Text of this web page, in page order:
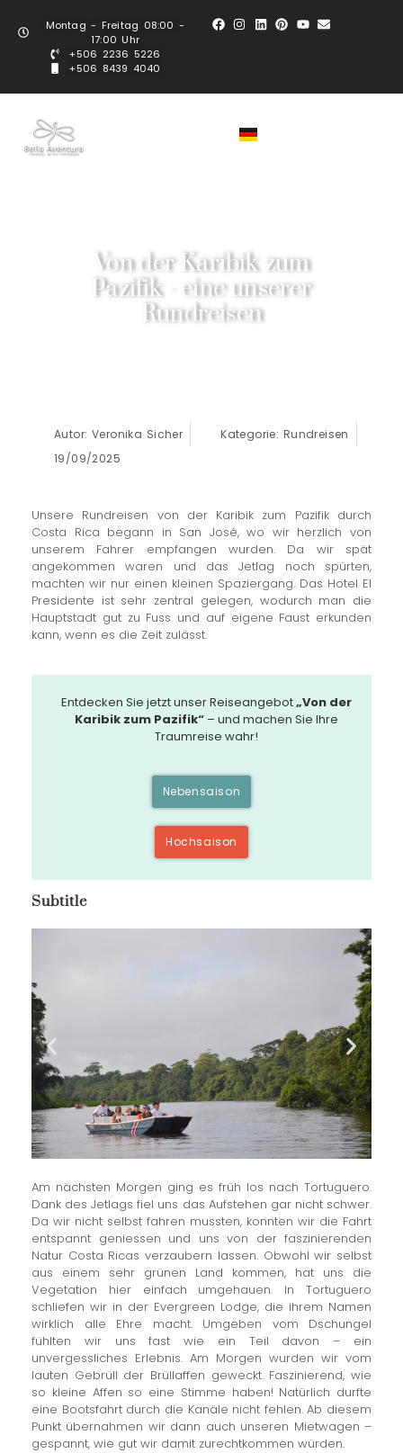
Montag - Freitag 08:00 -
17:00 Uhr
+506 2236 5226
+506 8439 4040
Von der Karibik zum
Pazifik - eine unserer
Rundreisen
Autor: Veronika Sicher
Kategorie: Rundreisen
19/09/2025
Unsere Rundreisen von der Karibik zum Pazifik durch
Costa Rica begann in San José, wo wir herzlich von
unserem Fahrer empfangen wurden. Da wir spät
angekommen waren und das Jetlag noch spürten,
machten wir nur einen kleinen Spaziergang. Das Hotel El
Presidente ist sehr zentral gelegen, wodurch man die
Hauptstadt gut zu Fuss und auf eigene Faust erkunden
kann, wenn es die Zeit zulässt.
Entdecken Sie jetzt unser Reiseangebot„Von der
Karibik zum Pazifik“– und machen Sie Ihre
Traumreise wahr!
Nebensaison
Hochsaison
Subtitle
Am nächsten Morgen ging es früh los nach Tortuguero.
Dank des Jetlags fiel uns das Aufstehen gar nicht schwer.
Da wir nicht selbst fahren mussten, konnten wir die Fahrt
entspannt geniessen und uns von der faszinierenden
Natur Costa Ricas verzaubern lassen. Obwohl wir selbst
aus einem sehr grünen Land kommen, hat uns die
Vegetation hier einfach umgehauen. In Tortuguero
schliefen wir in der Evergreen Lodge, die ihrem Namen
wirklich alle Ehre macht. Umgeben vom Dschungel
fühlten wir uns fast wie ein Teil davon – ein
unvergessliches Erlebnis. Am Morgen wurden wir vom
lauten Gebrüll der Brüllaffen geweckt. Faszinierend, wie
so kleine Affen so eine Stimme haben! Natürlich durfte
eine Bootsfahrt durch die Kanäle nicht fehlen. Ab diesem
Punkt übernahmen wir dann auch unseren Mietwagen –
gespannt, wie gut wir damit zurechtkommen würden.